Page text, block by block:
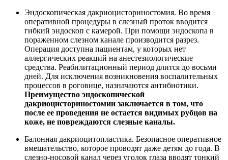
Эндоскопическая дакриоцисториностомия. Во время
оперативной процедуры в слезный проток вводится
гибкий эндоскоп с камерой. При помощи эндоскопа в
пораженном слезном канале производится разрез.
Операция доступна пациентам, у которых нет
аллергических реакций на анестезиологические
средства. Реабилитационный период длится до восьми
дней. Для исключения возникновения воспалительных
процессов в роговице, назначаются антибиотики.
Преимущество эндоскопической
дакриоцисториностомии заключается в том, что
после ее проведения не остается видимых рубцов на
коже, не повреждаются слезные каналы.
Балонная дакриоцитопластика. Безопасное оперативное
вмешательство, которое проводят даже детям до года. В
слезно-носовой канал через уголок глаза вводят тонкий